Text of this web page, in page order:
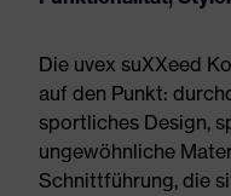
Die uvex suXXeed
auf den Punkt:
sportliches Design,
ungewöhnliche
Schnittführung, die